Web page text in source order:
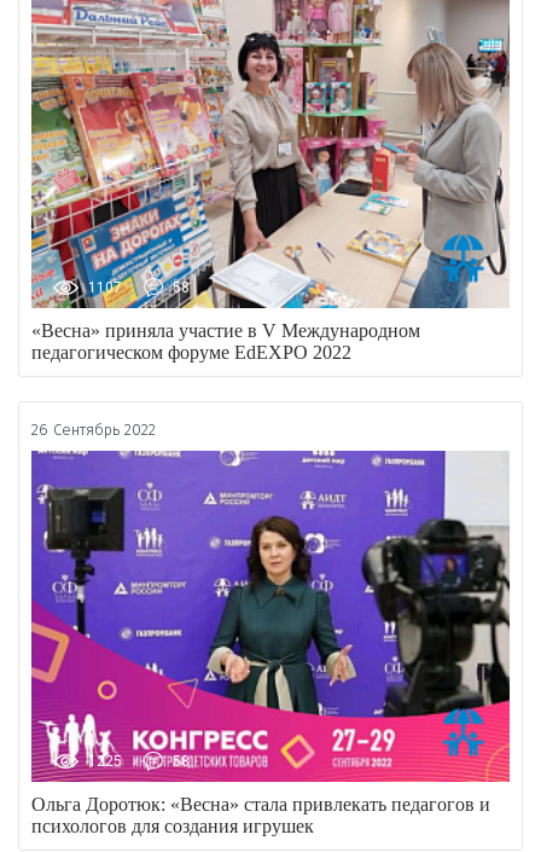
1107 58
«Весна» приняла участие в V Международном
педагогическом форуме EdEXPO 2022
26 Сентябрь 2022
1225 58
Ольга Доротюк: «Весна» стала привлекать педагогов и
психологов для создания игрушек